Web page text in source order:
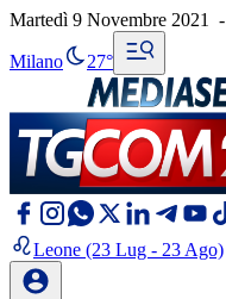
Martedì 9 Novembre 2021 -
Milano 27°
Leone (23 Lug - 23 Ago)